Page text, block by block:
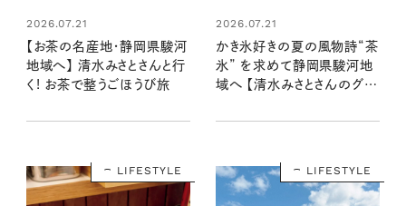
2026.07.21
【お茶の名産地・静岡県駿河
地域へ】 清水みさとさんと行
く! お茶で整うごほうび旅
2026.07.21
かき氷好きの夏の風物詩“茶
氷” を求めて静岡県駿河地
域へ 【清水みさとさんのグル
LIFESTYLE LIFESTYLE